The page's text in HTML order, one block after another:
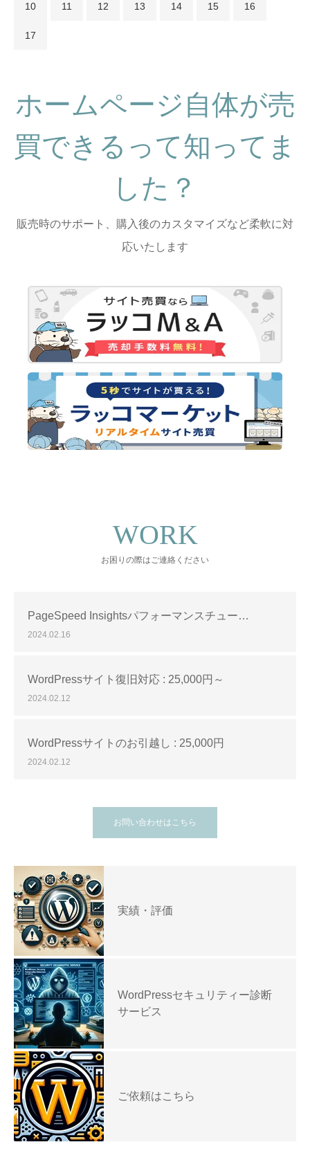
10 11 12 13 14 15 16
17
ホームページ自体が売
買できるって知ってま
した？
販売時のサポート、購入後のカスタマイズなど柔軟に対
応いたします
WORK
お困りの際はご連絡ください
PageSpeed Insightsパフォーマンスチュー…
2024.02.16
WordPressサイト復旧対応 : 25,000円～
2024.02.12
WordPressサイトのお引越し : 25,000円
2024.02.12
お問い合わせはこちら
実績・評価
WordPressセキュリティー診断
サービス
ご依頼はこちら